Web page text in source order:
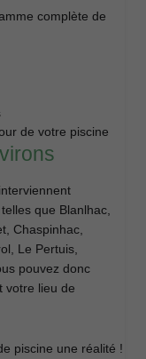
complète de
de votre piscine
que Blanlhac,
Chaspinhac,
Le Pertuis,
pouvez donc
votre lieu de
piscine une réalité !